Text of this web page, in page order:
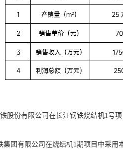
股份有限公司在长江钢铁烧结机1号
集团有限公司在烧结机1期项目中采